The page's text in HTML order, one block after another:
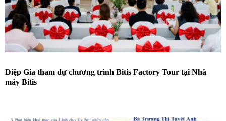
Diệp Gia tham dự chương trình Bitis Factory Tour tại Nhà
máy Bitis